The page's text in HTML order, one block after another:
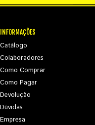
INFORMAÇÕES
Catálogo
Colaboradores
Como Comprar
Como Pagar
Devolução
Dúvidas
Empresa